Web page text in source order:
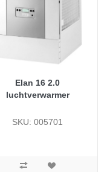
Elan 16 2.0
luchtverwarmer
SKU: 005701